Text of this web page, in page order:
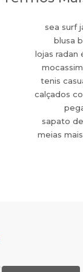
sea surf
blusa
lojas radan
tenis
calçados
sapato
meias